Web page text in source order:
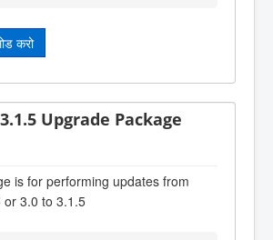
करो
Upgrade Package
is for performing updates from
or 3.0 to 3.1.5